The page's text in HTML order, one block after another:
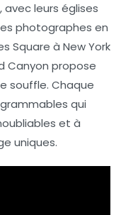
, avec leurs églises
photographes en
Square à New York
Canyon propose
souffle. Chaque
qui
et à
uniques.